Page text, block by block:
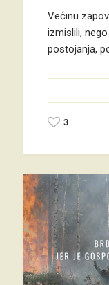
Većinu
izmislili,
postojanja,
3